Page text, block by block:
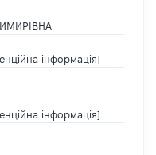
інформація]
інформація]